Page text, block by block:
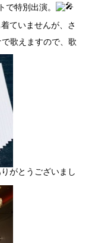
で特別出演。
ていませんが、さ
歌えますので、歌
がとうございまし